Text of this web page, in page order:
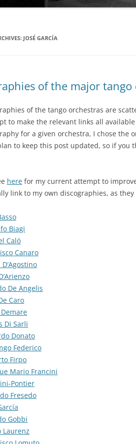
CLUB TANGO
DIEGON
DISCO LATINA
JOSÉ GARCÍA
of the major tango
of the tango orchestras are
to make the relevant links all
for a given orchestra, I chose the
to keep this post updated, so if you
here for my current attempt to
link to my own discographies, as they
Biagi
Caló
Canaro
De Angelis
Caro
Di Sarli
Donato
Federico
Firpo
Mario Francini
Pontier
Fresedo
Gobbi
Laurenz